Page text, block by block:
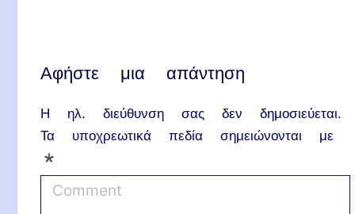
Αφήστε μια απάντηση
Η ηλ. διεύθυνση σας δεν δημοσιεύεται.
Τα υποχρεωτικά πεδία σημειώνονται με
*